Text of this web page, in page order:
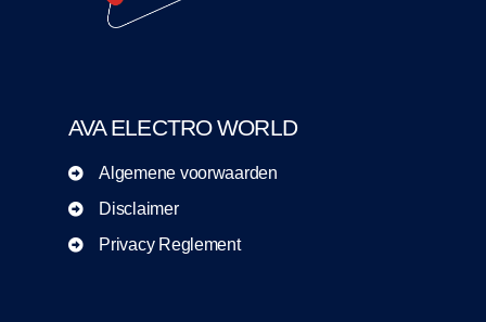
AVA ELECTRO WORLD
Algemene voorwaarden
Disclaimer
Privacy Reglement